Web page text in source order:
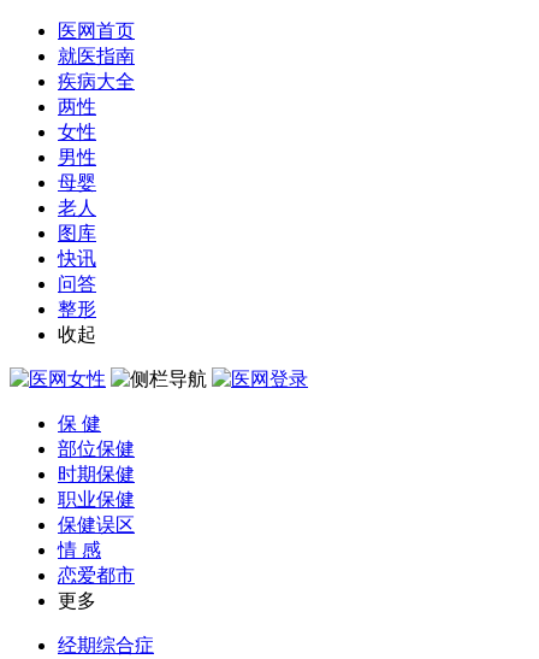
医网首页
就医指南
疾病大全
两性
女性
男性
母婴
老人
图库
快讯
问答
整形
收起
保 健
部位保健
时期保健
职业保健
保健误区
情 感
恋爱都市
更多
经期综合症